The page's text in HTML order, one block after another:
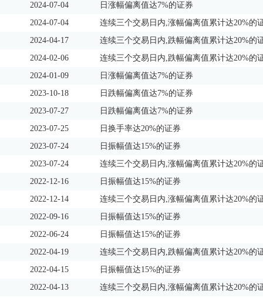
2024-07-04
日涨幅偏离值达7%的证券
2024-07-04
连续三个交易日内,涨幅偏离值累计达20%的
2024-04-17
连续三个交易日内,跌幅偏离值累计达20%的
2024-02-06
连续三个交易日内,跌幅偏离值累计达20%的
2024-01-09
日涨幅偏离值达7%的证券
2023-10-18
日跌幅偏离值达7%的证券
2023-07-27
日跌幅偏离值达7%的证券
2023-07-25
日换手率达20%的证券
2023-07-24
日振幅值达15%的证券
2023-07-24
连续三个交易日内,涨幅偏离值累计达20%的
2022-12-16
日振幅值达15%的证券
2022-12-14
连续三个交易日内,涨幅偏离值累计达20%的
2022-09-16
日振幅值达15%的证券
2022-06-24
日振幅值达15%的证券
2022-04-19
连续三个交易日内,跌幅偏离值累计达20%的
2022-04-15
日振幅值达15%的证券
2022-04-13
连续三个交易日内,涨幅偏离值累计达20%的